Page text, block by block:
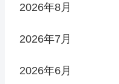
2026年8月
2026年7月
2026年6月